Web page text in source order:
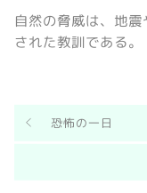
自然の脅威は、地
された教訓である。
恐怖の一日